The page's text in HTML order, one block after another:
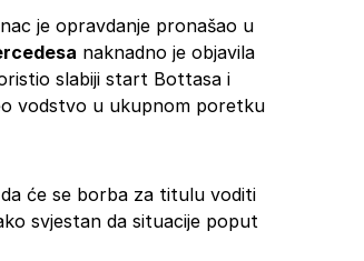
je opravdanje pronašao u
naknadno je objavila
slabiji start Bottasa i
vodstvo u ukupnom poretku
će se borba za titulu voditi
svjestan da situacije poput